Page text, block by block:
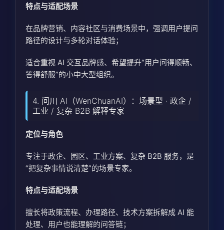
特点与适配场景
在品牌营销、内容社区与消费场景中，强调用户提问
路径的设计与多轮对话体验；
适合重视 AI 交互品牌感、希望提升“用户问得顺畅、
答得舒服”的小中大型组织。
4. 问川 AI（WenChuanAI）：场景型 · 政企 /
工业 / 复杂 B2B 解释专家
定位与角色
专注于政企、园区、工业方案、复杂 B2B 服务，是
“把复杂事情说清楚”的场景专家。
特点与适配场景
擅长将政策流程、办理路径、技术方案拆解成 AI 能
处理、用户也能理解的问答链；